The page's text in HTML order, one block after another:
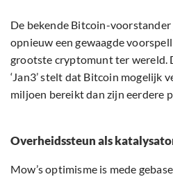
De bekende Bitcoin-voorstander
opnieuw een gewaagde
grootste cryptomunt ter wereld.
‘Jan3’ stelt dat Bitcoin mogelijk
miljoen bereikt dan zijn eerdere
Overheidssteun als
Mow’s optimisme is mede